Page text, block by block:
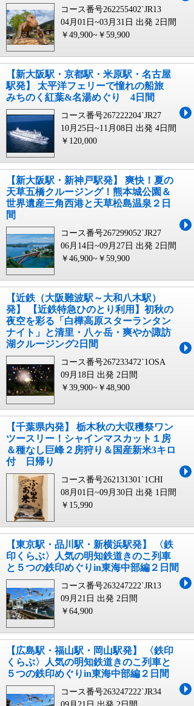
コース番号262255402`JR13
04月01日~03月31日 出発 2日間
￥49,900~￥59,900
【新大阪駅・京都駅・米原駅・名古屋
駅発】 太平洋フェリーで憧れの船旅
みちのく紅葉&名湯めぐり 4日間
コース番号267222204`JR27
10月25日~11月08日 出発 4日間
￥120,000
【新大阪駅・新神戸駅発】 爽快！夏の
天草五橋クルージング！熊本城公園＆
世界遺産三角西港と天草松島温泉２日
間
コース番号267299052`JR27
06月14日~09月27日 出発 2日間
￥46,900~￥59,900
【近鉄（大阪難波駅～大和八木駅）
発】 【近鉄特急ひのとり利用】初秋の
夜空を彩る「白樺高原スターランタン
ナイト」と清里・八ヶ岳・爽やか諏訪
湖クルージング2日間
コース番号267233472`1OSA
09月18日 出発 2日間
￥39,900~￥48,900
【千葉県内発】 栃木秋の大収穫祭ワン
ツースリー！シャインマスカット１房
＆種なし巨峰２房狩り＆国産新米3キロ
付 日帰り
コース番号262131301`1CHI
08月01日~09月30日 出発 1日間
￥15,990
【東京駅・品川駅・新横浜駅発】 〈鉄
印くらぶ〉人気の明知鉄道きのこ列車
と５つの鉄印めぐりin東海中部編２日間
コース番号263247222`JR13
09月21日 出発 2日間
￥64,900
【広島駅・福山駅・岡山駅発】 〈鉄印
くらぶ〉人気の明知鉄道きのこ列車と
５つの鉄印めぐりin東海中部編２日間
コース番号263247222`JR34